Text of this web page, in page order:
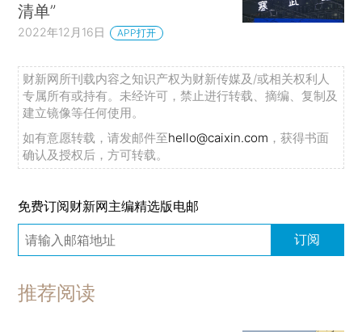
清单”
2022年12月16日 APP打开
财新网所刊载内容之知识产权为财新传媒及/或相关权利人
专属所有或持有。未经许可，禁止进行转载、摘编、复制及
建立镜像等任何使用。
如有意愿转载，请发邮件至hello@caixin.com ，获得书面
确认及授权后，方可转载。
免费订阅财新网主编精选版电邮
订阅
推荐阅读